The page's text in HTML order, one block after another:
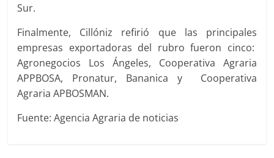
Sur.
Finalmente, Cillóniz refirió que las principales
empresas exportadoras del rubro fueron cinco:
Agronegocios Los Ángeles, Cooperativa Agraria
APPBOSA, Pronatur, Bananica y Cooperativa
Agraria APBOSMAN.
Fuente: Agencia Agraria de noticias